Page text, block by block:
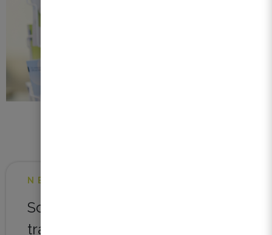
NEWSLETTER
Soyez au courant de notre
travail pour faciliter le vôtre !